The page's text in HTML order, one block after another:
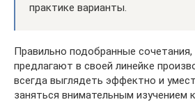
практике варианты.
Правильно подобранные
предлагают в своей линейке
всегда выглядеть эффектно и
заняться внимательным изучением